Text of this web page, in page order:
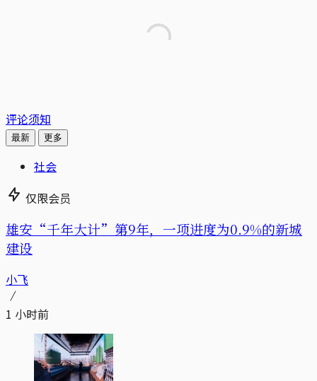
评论须知
最新 更多
社会
仅限会员
雄安“千年大计”第9年，一项进度为0.9%的新城
建设
小飞
1 小时前